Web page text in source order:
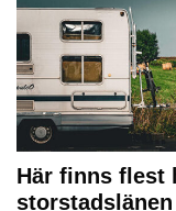
Här finns flest